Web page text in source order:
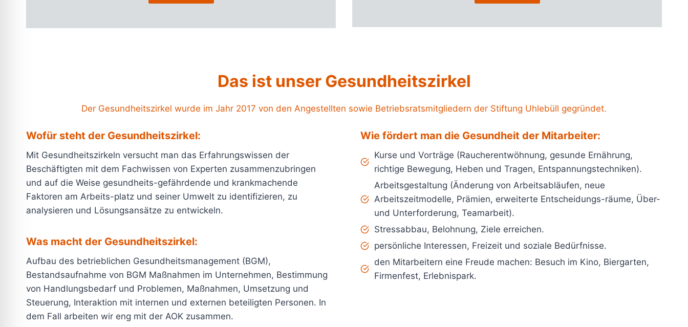
Das ist unser Gesundheitszirkel
Der Gesundheitszirkel wurde im Jahr 2017 von den Angestellten sowie Betriebsratsmitgliedern der Stiftung Uhlebüll gegründet.
Wofür steht der Gesundheitszirkel:
Mit Gesundheitszirkeln versucht man das Erfahrungswissen der
Beschäftigten mit dem Fachwissen von Experten zusammenzubringen
und auf die Weise gesundheits-gefährdende und krankmachende
Faktoren am Arbeits-platz und seiner Umwelt zu identifizieren, zu
analysieren und Lösungsansätze zu entwickeln.
Was macht der Gesundheitszirkel:
Aufbau des betrieblichen Gesundheitsmanagement (BGM),
Bestandsaufnahme von BGM Maßnahmen im Unternehmen, Bestimmung
von Handlungsbedarf und Problemen, Maßnahmen, Umsetzung und
Steuerung, Interaktion mit internen und externen beteiligten Personen. In
dem Fall arbeiten wir eng mit der AOK zusammen.
Wie fördert man die Gesundheit der Mitarbeiter:
Kurse und Vorträge (Raucherentwöhnung, gesunde Ernährung,
richtige Bewegung, Heben und Tragen, Entspannungstechniken).
Arbeitsgestaltung (Änderung von Arbeitsabläufen, neue
Arbeitszeitmodelle, Prämien, erweiterte Entscheidungs-räume, Über-
und Unterforderung, Teamarbeit).
Stressabbau, Belohnung, Ziele erreichen.
persönliche Interessen, Freizeit und soziale Bedürfnisse.
den Mitarbeitern eine Freude machen: Besuch im Kino, Biergarten,
Firmenfest, Erlebnispark.